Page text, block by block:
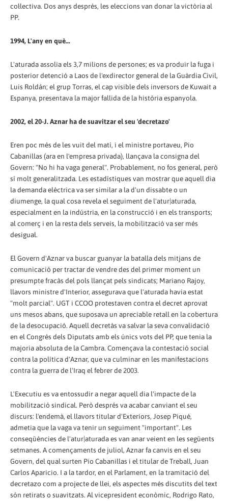
col·lectiva. Dos anys després, les eleccions van donar la victòria al
PP.
1994, L'any en què...
L'aturada assolia els 3,7 milions de persones; es va produir la fuga i
posterior detenció a Laos de l'exdirector general de la Guàrdia Civil,
Luis Roldán; el grup Torras, el cap visible dels inversors de Kuwait a
Espanya, presentava la major fallida de la història espanyola.
2002, el 20-J. Aznar ha de suavitzar el seu 'decretazo'
Eren poc més de les vuit del matí, i el ministre portaveu, Pio
Cabanillas (ara en l'empresa privada), llançava la consigna del
Govern: "No hi ha vaga general". Probablement, no fos general, però
sí molt generalitzada. Les estadístiques van mostrar que aquell dia
la demanda elèctrica va ser similar a la d'un dissabte o un
diumenge, la qual cosa revela el seguiment de l'atur|aturada,
especialment en la indústria, en la construcció i en els transports;
al comerç i en la resta dels serveis, la mobilització va ser més
desigual.
El Govern d'Aznar va buscar guanyar la batalla dels mitjans de
comunicació per tractar de vendre des del primer moment un
presumpte fracàs del pols llançat pels sindicats; Mariano Rajoy,
llavors ministre d'Interior, assegurava que l'aturada havia estat
"molt parcial". UGT i CCOO protestaven contra el decret aprovat
uns mesos abans, que suposava un apreciable retall en la cobertura
de la desocupació. Aquell decretàs va salvar la seva convalidació
en el Congrés dels Diputats amb els únics vots del PP, que tenia la
majoria absoluta de la Cambra. Començava la contestació social
contra la política d'Aznar, que va culminar en les manifestacions
contra la guerra de l'Iraq el febrer de 2003.
L'Executiu es va entossudir a negar aquell dia l'impacte de la
mobilització sindical. Però després va acabar canviant el seu
discurs: l'endemà, el llavors titular d'Exteriors, Josep Piqué,
admetia que la vaga va tenir un seguiment "important". Les
conseqüències de l'atur|aturada es van anar veient en les següents
setmanes. A començaments de juliol, Aznar fa canvis en el seu
Govern, del qual surten Pio Cabanillas i el titular de Treball, Juan
Carlos Aparicio. I a la tardor, en el Parlament, en la tramitació del
decretazo com a projecte de llei, els aspectes més discutits del text
són retirats o suavitzats. Al vicepresident econòmic, Rodrigo Rato,